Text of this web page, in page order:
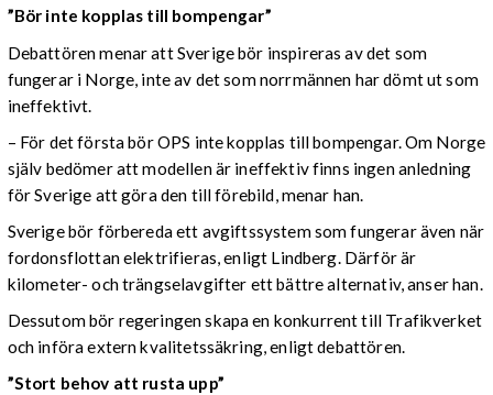
”Bör inte kopplas till bompengar”
Debattören menar att Sverige bör inspireras av det som
fungerar i Norge, inte av det som norrmännen har dömt ut som
ineffektivt.
– För det första bör OPS inte kopplas till bompengar. Om Norge
själv bedömer att modellen är ineffektiv finns ingen anledning
för Sverige att göra den till förebild, menar han.
Sverige bör förbereda ett avgiftssystem som fungerar även när
fordonsflottan elektrifieras, enligt Lindberg. Därför är
kilometer- och trängselavgifter ett bättre alternativ, anser han.
Dessutom bör regeringen skapa en konkurrent till Trafikverket
och införa extern kvalitetssäkring, enligt debattören.
”Stort behov att rusta upp”